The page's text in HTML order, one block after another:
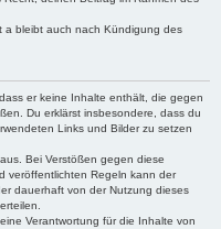
a bleibt auch nach Kündigung des
er keine Inhalte enthält, die gegen
Du erklärst insbesondere, dass du
Links und Bilder zu setzen
Bei Verstößen gegen diese
veröffentlichten Regeln kann der
dauerhaft von der Nutzung dieses
Verantwortung für die Inhalte von